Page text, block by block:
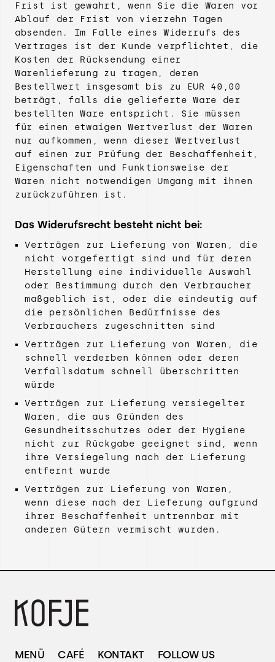
Frist ist gewahrt, wenn Sie die Waren vor
Ablauf der Frist von vierzehn Tagen
absenden. Im Falle eines Widerrufs des
Vertrages ist der Kunde verpflichtet, die
Kosten der Rücksendung einer
Warenlieferung zu tragen, deren
Bestellwert insgesamt bis zu EUR 40,00
beträgt, falls die gelieferte Ware der
bestellten Ware entspricht. Sie müssen
für einen etwaigen Wertverlust der Waren
nur aufkommen, wenn dieser Wertverlust
auf einen zur Prüfung der Beschaffenheit,
Eigenschaften und Funktionsweise der
Waren nicht notwendigen Umgang mit ihnen
zurückzuführen ist.
Das Widerufsrecht besteht nicht bei:
Verträgen zur Lieferung von Waren, die
nicht vorgefertigt sind und für deren
Herstellung eine individuelle Auswahl
oder Bestimmung durch den Verbraucher
maßgeblich ist, oder die eindeutig auf
die persönlichen Bedürfnisse des
Verbrauchers zugeschnitten sind
Verträgen zur Lieferung von Waren, die
schnell verderben können oder deren
Verfallsdatum schnell überschritten
würde
Verträgen zur Lieferung versiegelter
Waren, die aus Gründen des
Gesundheitsschutzes oder der Hygiene
nicht zur Rückgabe geeignet sind, wenn
ihre Versiegelung nach der Lieferung
entfernt wurde
Verträgen zur Lieferung von Waren,
wenn diese nach der Lieferung aufgrund
ihrer Beschaffenheit untrennbar mit
anderen Gütern vermischt wurden.
MENÜ CAFÉ KONTAKT FOLLOW US